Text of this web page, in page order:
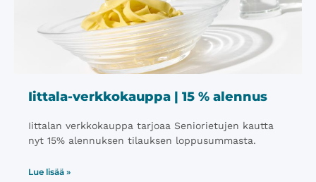
Iittala-verkkokauppa | 15 % alennus
Iittalan verkkokauppa tarjoaa Seniorietujen kautta
nyt 15% alennuksen tilauksen loppusummasta.
Lue lisää »